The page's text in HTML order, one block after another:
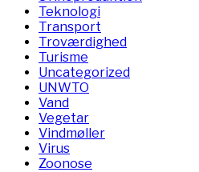
Teknologi
Transport
Troværdighed
Turisme
Uncategorized
UNWTO
Vand
Vegetar
Vindmøller
Virus
Zoonose